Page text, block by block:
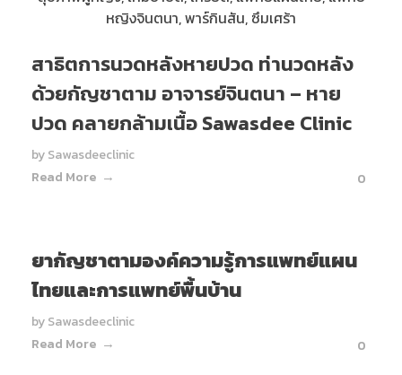
สาธิตการนวดหลังหายปวด ท่านวดหลัง
ด้วยกัญชาตาม อาจารย์จินตนา – หาย
ปวด คลายกล้ามเนื้อ Sawasdee Clinic
bySawasdeeclinic
Read More
0
ยากัญชาตามองค์ความรู้การแพทย์แผน
ไทยและการแพทย์พื้นบ้าน
bySawasdeeclinic
Read More
0